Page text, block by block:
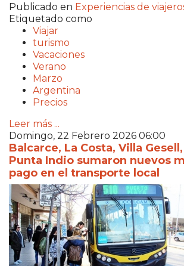
Publicado en Experiencias de
Etiquetado como
Viajar
turismo
Vacaciones
Verano
Marzo
Argentina
Precios
Leer más ...
Domingo, 22 Febrero 2026 06:00
Balcarce, La Costa, Villa
Punta Indio sumaron nuevos
pago en el transporte local